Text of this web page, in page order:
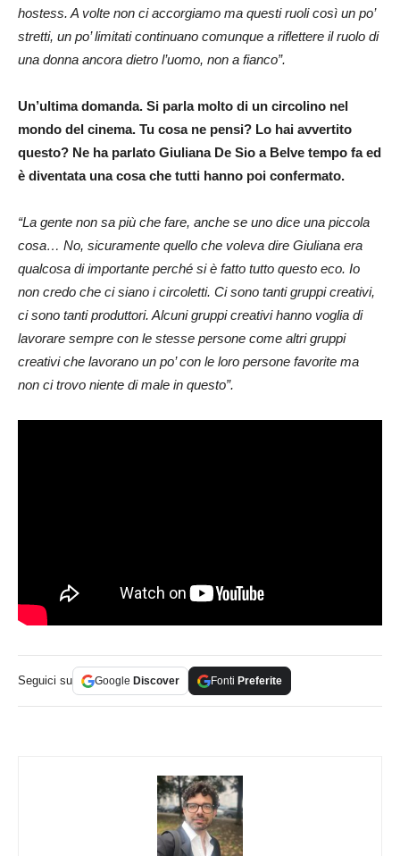
hostess. A volte non ci accorgiamo ma questi ruoli così un po’
stretti, un po’ limitati continuano comunque a riflettere il ruolo di
una donna ancora dietro l’uomo, non a fianco”.
Un’ultima domanda. Si parla molto di un circolino nel
mondo del cinema. Tu cosa ne pensi? Lo hai avvertito
questo? Ne ha parlato Giuliana De Sio a Belve tempo fa ed
è diventata una cosa che tutti hanno poi confermato.
“La gente non sa più che fare, anche se uno dice una piccola
cosa… No, sicuramente quello che voleva dire Giuliana era
qualcosa di importante perché si è fatto tutto questo eco. Io
non credo che ci siano i circoletti. Ci sono tanti gruppi creativi,
ci sono tanti produttori. Alcuni gruppi creativi hanno voglia di
lavorare sempre con le stesse persone come altri gruppi
creativi che lavorano un po’ con le loro persone favorite ma
non ci trovo niente di male in questo”.
Seguici su Google Discover Fonti Preferite